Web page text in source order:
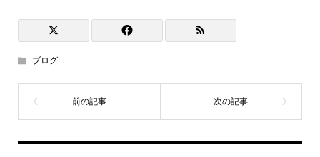
ブログ